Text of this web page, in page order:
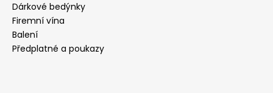
Dárkové bedýnky
Firemní vína
Balení
Předplatné a poukazy